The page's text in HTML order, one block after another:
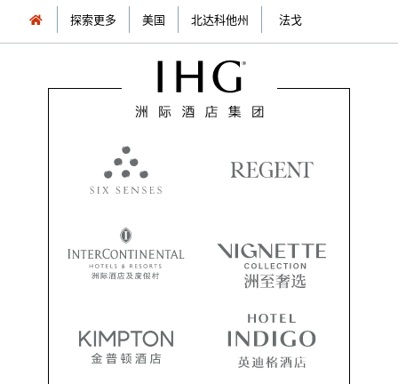
探索更多 美国 北达科他州 法戈